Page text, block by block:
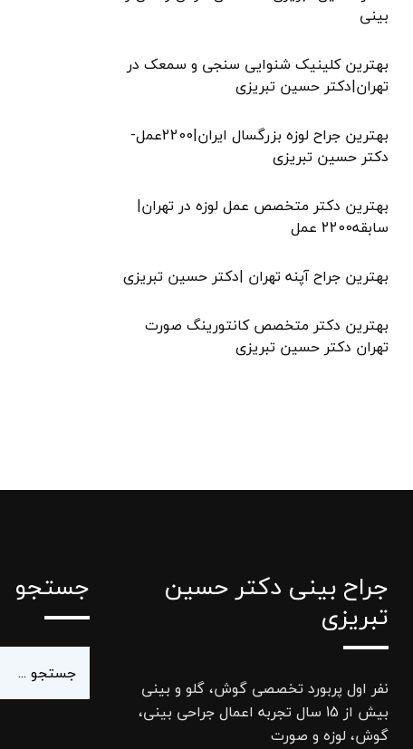
بینی
بهترین کلینیک شنوایی سنجی و سمعک در
تهران|دکتر حسین تبریزی
بهترین جراح لوزه بزرگسال ایران|2200عمل-
دکتر حسین تبریزی
بهترین دکتر متخصص عمل لوزه در تهران|
سابقه2200 عمل
بهترین جراح آپنه تهران |دکتر حسین تبریزی
بهترین دکتر متخصص کانتورینگ صورت
تهران دکتر حسین تبریزی
جراح بینی دکتر حسین
تبریزی
نفر اول پربورد تخصصی گوش، گلو و بینی
بیش از 15 سال تجربه اعمال جراحی بینی،
گوش، لوزه و صورت
جستجو